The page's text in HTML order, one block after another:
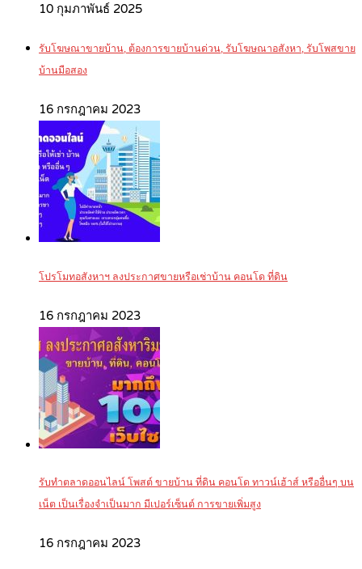
10 กุมภาพันธ์ 2025
รับโฆษณาขายบ้าน, ต้องการขายบ้านด่วน, รับโฆษณาอสังหา, รับโพสขาย
บ้านมือสอง
16 กรกฎาคม 2023
โปรโมทอสังหาฯ ลงประกาศขายหรือเช่าบ้าน คอนโด ที่ดิน
16 กรกฎาคม 2023
รับทำตลาดออนไลน์ โพสต์ ขายบ้าน ที่ดิน คอนโด ทาวน์เฮ้าส์ หรืออื่นๆ บน
เน็ต เป็นเรื่องจำเป็นมาก มีเปอร์เซ็นต์ การขายเพิ่มสูง
16 กรกฎาคม 2023